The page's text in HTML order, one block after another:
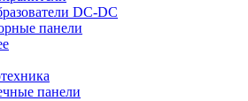
DC-DC
панели
панели